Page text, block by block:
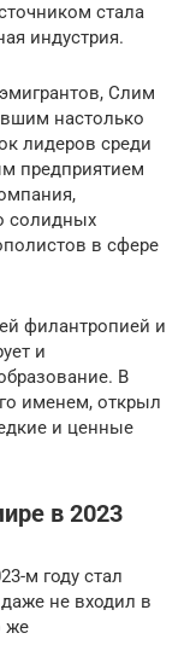
стала
индустрия.
Слим
настолько
лидеров среди
предприятием
солидных
в сфере
филантропией и
и
В
именем, открыл
и ценные
в 2023
м году стал
не входил в
же